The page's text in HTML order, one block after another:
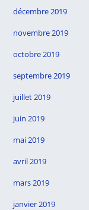
décembre 2019
novembre 2019
octobre 2019
septembre 2019
juillet 2019
juin 2019
mai 2019
avril 2019
mars 2019
janvier 2019